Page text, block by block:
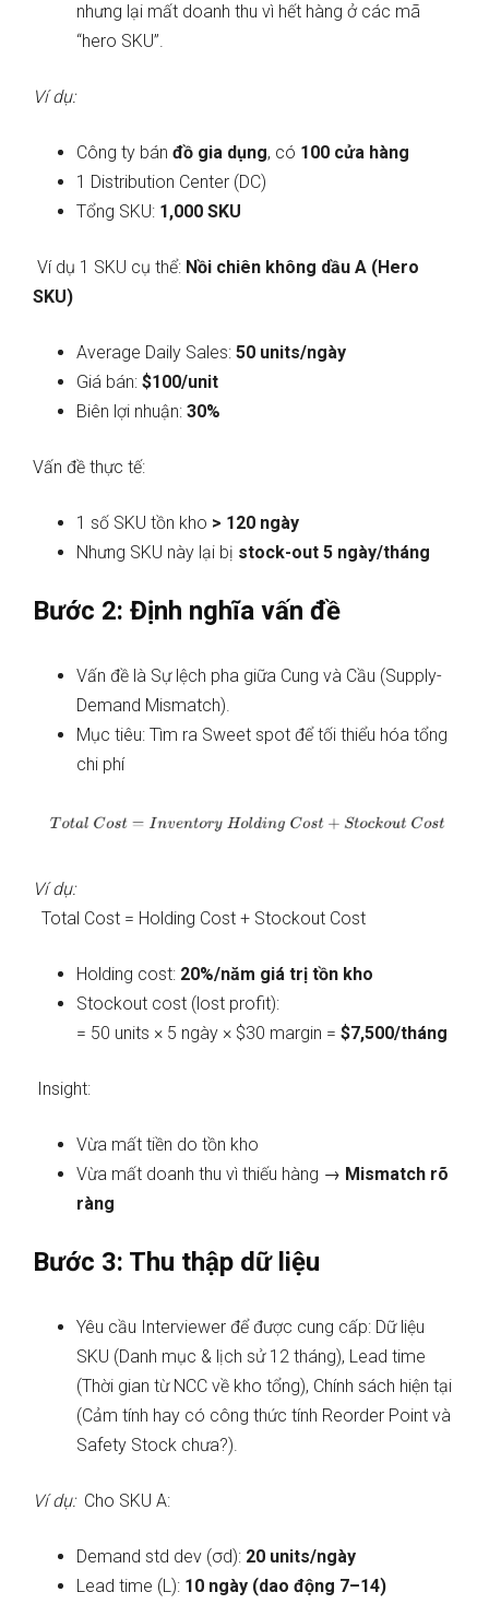
nhưng lại mất doanh thu vì hết hàng ở các mã
“hero SKU”.
Ví dụ:
Công ty bán đồ gia dụng, có 100 cửa hàng
1 Distribution Center (DC)
Tổng SKU: 1,000 SKU
Ví dụ 1 SKU cụ thể: Nồi chiên không dầu A (Hero
SKU)
Average Daily Sales: 50 units/ngày
Giá bán: $100/unit
Biên lợi nhuận: 30%
Vấn đề thực tế:
1 số SKU tồn kho > 120 ngày
Nhưng SKU này lại bị stock-out 5 ngày/tháng
Bước 2: Định nghĩa vấn đề
Vấn đề là Sự lệch pha giữa Cung và Cầu (Supply-
Demand Mismatch).
Mục tiêu: Tìm ra Sweet spot để tối thiểu hóa tổng
chi phí
Ví dụ:
Total Cost = Holding Cost + Stockout Cost
Holding cost: 20%/năm giá trị tồn kho
Stockout cost (lost profit):
= 50 units × 5 ngày × $30 margin = $7,500/tháng
Insight:
Vừa mất tiền do tồn kho
Vừa mất doanh thu vì thiếu hàng → Mismatch rõ
ràng
Bước 3: Thu thập dữ liệu
Yêu cầu Interviewer để được cung cấp: Dữ liệu
SKU (Danh mục & lịch sử 12 tháng), Lead time
(Thời gian từ NCC về kho tổng), Chính sách hiện tại
(Cảm tính hay có công thức tính Reorder Point và
Safety Stock chưa?).
Ví dụ: Cho SKU A:
Demand std dev (σd): 20 units/ngày
Lead time (L): 10 ngày (dao động 7–14)